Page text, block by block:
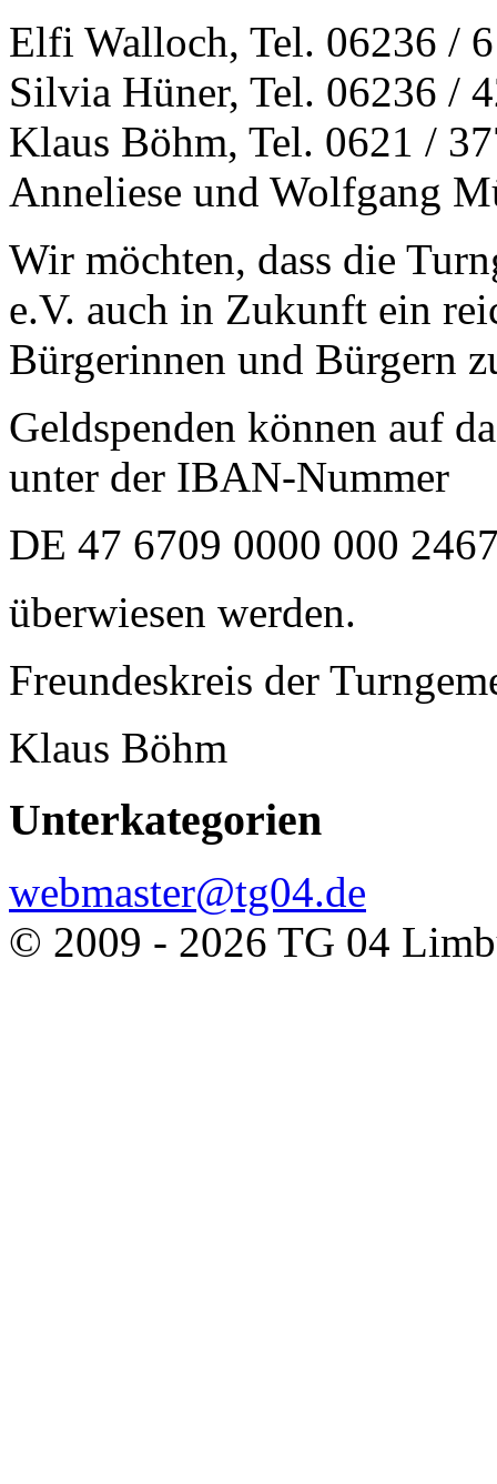
Elfi Walloch, Tel. 06236 /
Silvia Hüner, Tel. 06236 /
Klaus Böhm, Tel. 0621 /
Anneliese und Wolfgang
Wir möchten, dass die
e.V. auch in Zukunft ein
Bürgerinnen und Bürgern
Geldspenden können auf
unter der IBAN-Nummer
DE 47 6709 0000 000
überwiesen werden.
Freundeskreis der
Klaus Böhm
Unterkategorien
webmaster@tg04.de
© 2009 - 2026 TG 04